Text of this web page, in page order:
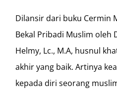
Dilansir dari buku Cermin
Bekal Pribadi Muslim oleh
Helmy, Lc., M.A, husnul
akhir yang baik. Artinya
kepada diri seorang